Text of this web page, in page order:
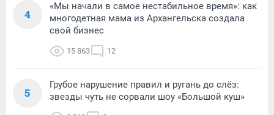
4
«Мы начали в самое нестабильное время»: как
многодетная мама из Архангельска создала
свой бизнес
15 863 12
5
Грубое нарушение правил и ругань до слёз:
звезды чуть не сорвали шоу «Большой куш»